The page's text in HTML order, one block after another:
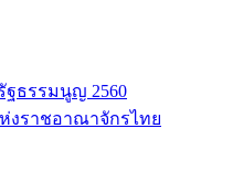
ฐธรรมนูญ 2560
งราชอาณาจักรไทย